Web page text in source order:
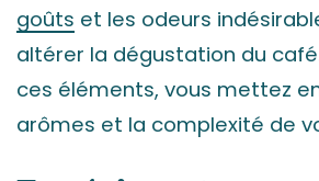
goûts et les odeurs
altérer la dégustation du
ces éléments, vous mettez
arômes et la complexité de